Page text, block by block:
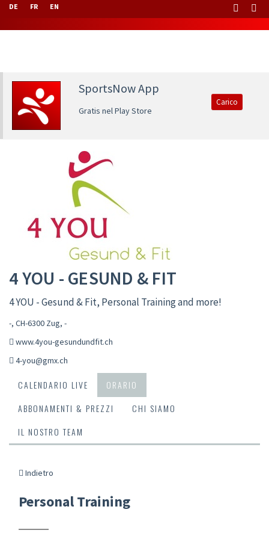
DE FR EN
SportsNow App
Gratis nel Play Store
Carico
4 YOU - GESUND & FIT
4 YOU - Gesund & Fit, Personal Training and more!
-, CH-6300 Zug, -
www.4you-gesundundfit.ch
4-you@gmx.ch
CALENDARIO LIVE
ORARIO
ABBONAMENTI & PREZZI
CHI SIAMO
IL NOSTRO TEAM
Indietro
Personal Training